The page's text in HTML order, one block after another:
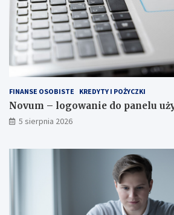
FINANSE OSOBISTE KREDYTY I POŻYCZKI
Novum – logowanie do panelu
5 sierpnia 2026